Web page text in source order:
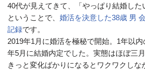
40代が見えてきて、「やっぱり結婚した
ということで、 婚活を決意した38歳 男
記録です。
2019年1月に婚活を極秘で開始。1年以
年5月に結婚内定でした。実態はほぼ三
きっと変化ばかりになるとワクワクしな